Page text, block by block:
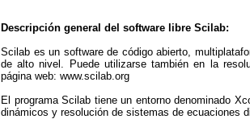
Descripción general del software libre Scilab:
Scilab es un software de código abierto,
de alto nivel. Puede utilizarse también en la
página web: www.scilab.org
El programa Scilab tiene un entorno denominado
dinámicos y resolución de sistemas de ecuaciones